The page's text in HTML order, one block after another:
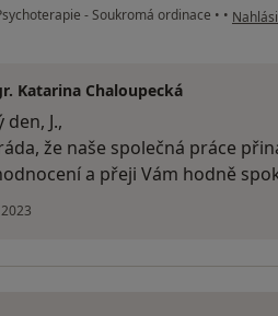
- Soukromá ordinace • • podle
Katarina Chaloupecká
J.,
že naše společná práce
a přeji Vám hodně